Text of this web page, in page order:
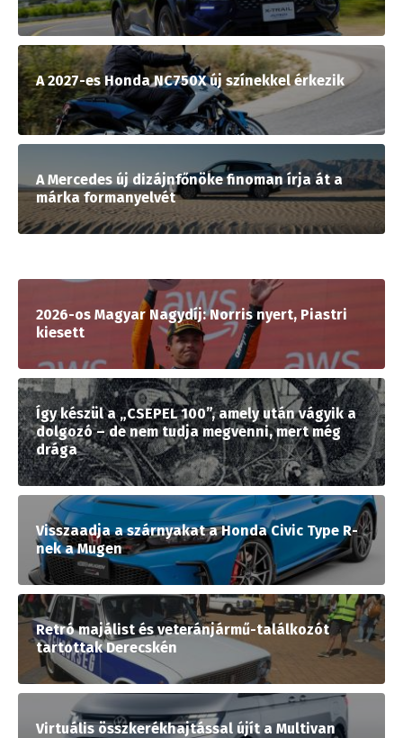
A 2027-es Honda NC750X új színekkel érkezik
A Mercedes új dizájnfőnöke finoman írja át a
márka formanyelvét
2026-os Magyar Nagydíj: Norris nyert, Piastri
kiesett
Így készül a „CSEPEL 100”, amely után vágyik a
dolgozó – de nem tudja megvenni, mert még
drága
Visszaadja a szárnyakat a Honda Civic Type R-
nek a Mugen
Retró majálist és veteránjármű-találkozót
tartottak Derecskén
Virtuális összkerékhajtással újít a Multivan